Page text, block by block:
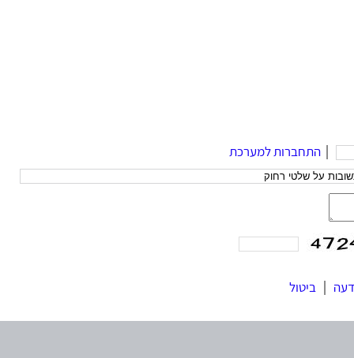
התחברות למערכת
ביטול